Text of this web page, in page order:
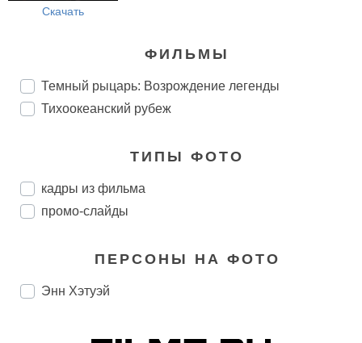
Скачать
ФИЛЬМЫ
Темный рыцарь: Возрождение легенды
Тихоокеанский рубеж
ТИПЫ ФОТО
кадры из фильма
промо-слайды
ПЕРСОНЫ НА ФОТО
Энн Хэтуэй